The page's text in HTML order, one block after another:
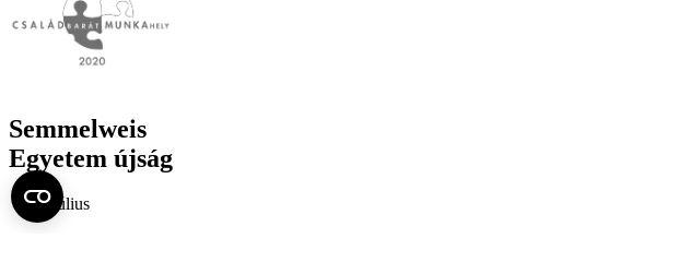
Semmelweis
Egyetem újság
július